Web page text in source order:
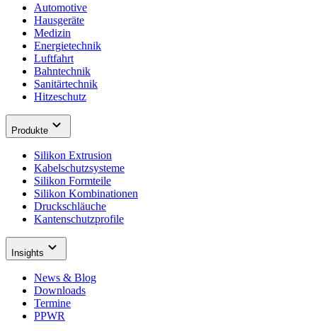
Automotive
Hausgeräte
Medizin
Energietechnik
Luftfahrt
Bahntechnik
Sanitärtechnik
Hitzeschutz
Produkte
Silikon Extrusion
Kabelschutzsysteme
Silikon Formteile
Silikon Kombinationen
Druckschläuche
Kantenschutzprofile
Insights
News & Blog
Downloads
Termine
PPWR